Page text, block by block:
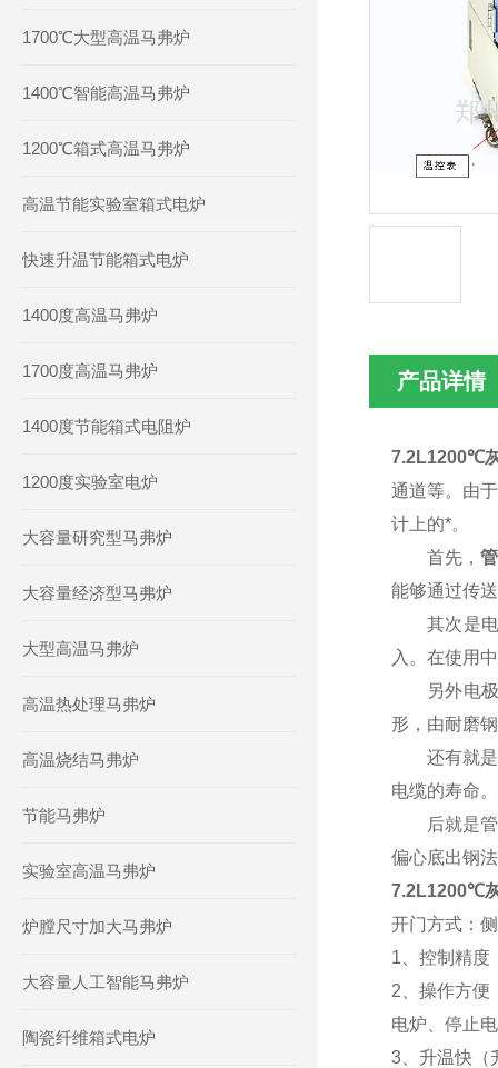
1700℃大型高温马弗炉
1400℃智能高温马弗炉
1200℃箱式高温马弗炉
高温节能实验室箱式电炉
快速升温节能箱式电炉
1400度高温马弗炉
1700度高温马弗炉
1400度节能箱式电阻炉
1200度实验室电炉
大容量研究型马弗炉
大容量经济型马弗炉
大型高温马弗炉
高温热处理马弗炉
高温烧结马弗炉
节能马弗炉
实验室高温马弗炉
炉膛尺寸加大马弗炉
大容量人工智能马弗炉
陶瓷纤维箱式电炉
产品详情
7.2L1200℃
通道等。由
计上的*。
首先，
能够通过传
其次是电
入。在使用
另外电极
形，由耐磨
还有就是由
电缆的寿命
后就是管
偏心底出钢
7.2L1200℃
开门方式：
1、控制精
2、操作方便
电炉、停止
3、升温快